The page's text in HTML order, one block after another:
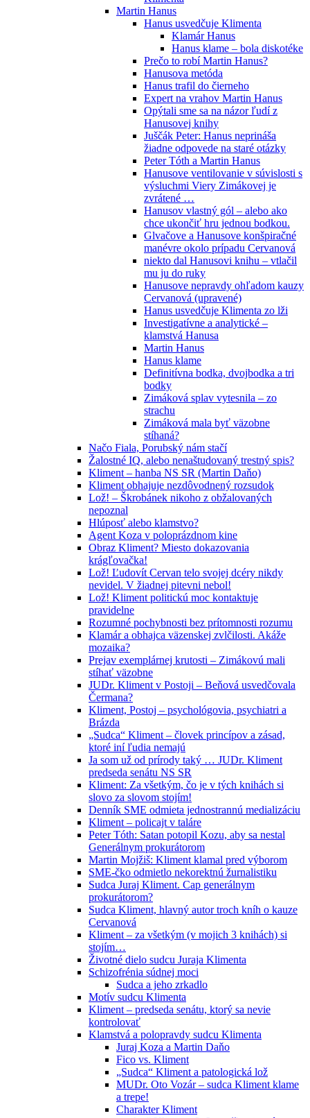
Martin Hanus
Hanus usvedčuje Klimenta
Klamár Hanus
Hanus klame – bola diskotéke
Prečo to robí Martin Hanus?
Hanusova metóda
Hanus trafil do čierneho
Expert na vrahov Martin Hanus
Opýtali sme sa na názor ľudí z
Hanusovej knihy
Juščák Peter: Hanus neprináša
žiadne odpovede na staré otázky
Peter Tóth a Martin Hanus
Hanusove ventilovanie v súvislosti s
výsluchmi Viery Zimákovej je
zvrátené …
Hanusov vlastný gól – alebo ako
chce ukončiť hru jednou bodkou.
Glvačove a Hanusove konšpiračné
manévre okolo prípadu Cervanová
niekto dal Hanusovi knihu – vtlačil
mu ju do ruky
Hanusove nepravdy ohľadom kauzy
Cervanová (upravené)
Hanus usvedčuje Klimenta zo lži
Investigatívne a analytické –
klamstvá Hanusa
Martin Hanus
Hanus klame
Definitívna bodka, dvojbodka a tri
bodky
Zimáková splav vytesnila – zo
strachu
Zimáková mala byť väzobne
stíhaná?
Načo Fiala, Porubský nám stačí
Žalostné IQ, alebo nenaštudovaný trestný spis?
Kliment – hanba NS SR (Martin Daňo)
Kliment obhajuje nezdôvodnený rozsudok
Lož! – Škrobánek nikoho z obžalovaných
nepoznal
Hlúposť alebo klamstvo?
Agent Koza v poloprázdnom kine
Obraz Kliment? Miesto dokazovania
krágľovačka!
Lož! Ľudovít Cervan telo svojej dcéry nikdy
nevidel. V žiadnej pitevni nebol!
Lož! Kliment politickú moc kontaktuje
pravidelne
Rozumné pochybnosti bez prítomnosti rozumu
Klamár a obhajca väzenskej zvlčilosti. Akáže
mozaika?
Prejav exemplárnej krutosti – Zimákovú mali
stíhať väzobne
JUDr. Kliment v Postoji – Beňová usvedčovala
Čermana?
Kliment, Postoj – psychológovia, psychiatri a
Brázda
„Sudca“ Kliment – človek princípov a zásad,
ktoré iní ľudia nemajú
Ja som už od prírody taký … JUDr. Kliment
predseda senátu NS SR
Kliment: Za všetkým, čo je v tých knihách si
slovo za slovom stojím!
Denník SME odmieta jednostrannú medializáciu
Kliment – policajt v taláre
Peter Tóth: Satan potopil Kozu, aby sa nestal
Generálnym prokurátorom
Martin Mojžiš: Kliment klamal pred výborom
SME-čko odmietlo nekorektnú žurnalistiku
Sudca Juraj Kliment. Cap generálnym
prokurátorom?
Sudca Kliment, hlavný autor troch kníh o kauze
Cervanová
Kliment – za všetkým (v mojich 3 knihách) si
stojím…
Životné dielo sudcu Juraja Klimenta
Schizofrénia súdnej moci
Sudca a jeho zrkadlo
Motív sudcu Klimenta
Kliment – predseda senátu, ktorý sa nevie
kontrolovať
Klamstvá a polopravdy sudcu Klimenta
Juraj Koza a Martin Daňo
Fico vs. Kliment
„Sudca“ Kliment a patologická lož
MUDr. Oto Vozár – sudca Kliment klame
a trepe!
Charakter Kliment